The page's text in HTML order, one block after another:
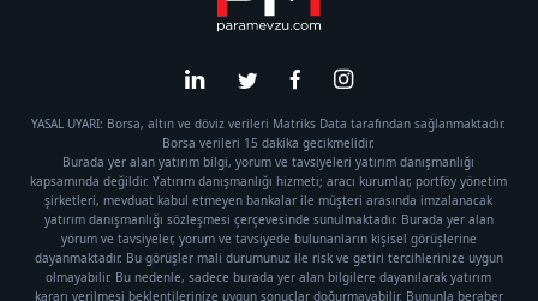
YASAL UYARI: Borsa, altın ve döviz verileri Matriks Data tarafından sağlanmaktadır.
Borsa verileri 15 dakika gecikmelidir.
Burada yer alan yatırım bilgi, yorum ve tavsiyeleri yatırım danışmanlığı
kapsamında değildir. Yatırım danışmanlığı hizmeti; aracı kurumlar, portföy yönetim
şirketleri, mevduat kabul etmeyen bankalar ile müşteri arasında imzalanacak
yatırım danışmanlığı sözleşmesi çerçevesinde sunulmaktadır. Burada yer alan
yorum ve tavsiyeler, yorum ve tavsiyede bulunanların kişisel görüşlerine
dayanmaktadır. Bu görüşler mali durumunuz ile risk ve getiri tercihlerinize uygun
olmayabilir. Bu nedenle, sadece burada yer alan bilgilere dayanılarak yatırım
kararı verilmesi beklentilerinize uygun sonuçlar doğurmayabilir. Bununla beraber